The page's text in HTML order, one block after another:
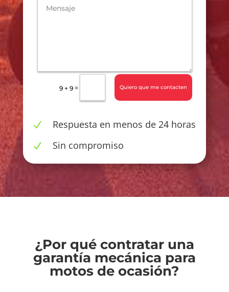
9 + 9= Quiero que me contacten
N Respuesta en menos de 24 horas
N Sin compromiso
¿Por qué contratar una
garantía mecánica para
motos de ocasión?